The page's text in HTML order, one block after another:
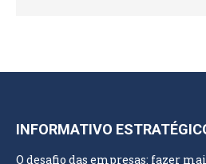
INFORMATIVO
O desafio das empresas: fazer